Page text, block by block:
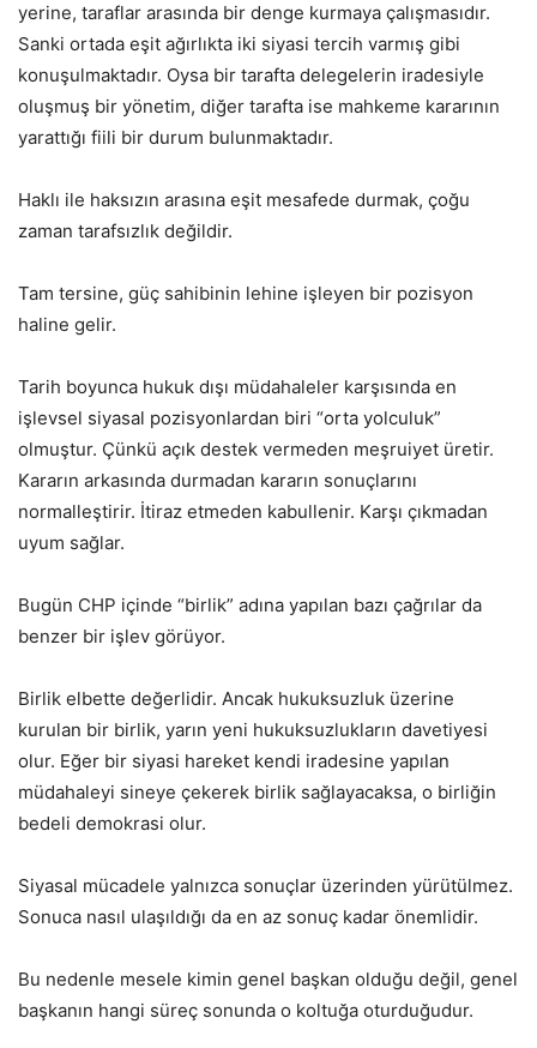
yerine, taraflar arasında bir denge kurmaya çalışmasıdır.
Sanki ortada eşit ağırlıkta iki siyasi tercih varmış gibi
konuşulmaktadır. Oysa bir tarafta delegelerin iradesiyle
oluşmuş bir yönetim, diğer tarafta ise mahkeme kararının
yarattığı fiili bir durum bulunmaktadır.
Haklı ile haksızın arasına eşit mesafede durmak, çoğu
zaman tarafsızlık değildir.
Tam tersine, güç sahibinin lehine işleyen bir pozisyon
haline gelir.
Tarih boyunca hukuk dışı müdahaleler karşısında en
işlevsel siyasal pozisyonlardan biri “orta yolculuk”
olmuştur. Çünkü açık destek vermeden meşruiyet üretir.
Kararın arkasında durmadan kararın sonuçlarını
normalleştirir. İtiraz etmeden kabullenir. Karşı çıkmadan
uyum sağlar.
Bugün CHP içinde “birlik” adına yapılan bazı çağrılar da
benzer bir işlev görüyor.
Birlik elbette değerlidir. Ancak hukuksuzluk üzerine
kurulan bir birlik, yarın yeni hukuksuzlukların davetiyesi
olur. Eğer bir siyasi hareket kendi iradesine yapılan
müdahaleyi sineye çekerek birlik sağlayacaksa, o birliğin
bedeli demokrasi olur.
Siyasal mücadele yalnızca sonuçlar üzerinden yürütülmez.
Sonuca nasıl ulaşıldığı da en az sonuç kadar önemlidir.
Bu nedenle mesele kimin genel başkan olduğu değil, genel
başkanın hangi süreç sonunda o koltuğa oturduğudur.